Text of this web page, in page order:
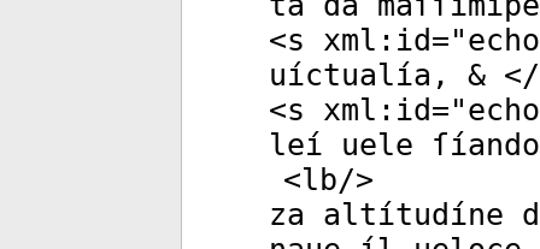
<s xml:id="
uíctualía, & </
<s xml:id="
leí uele
<lb/>
za altítudíne